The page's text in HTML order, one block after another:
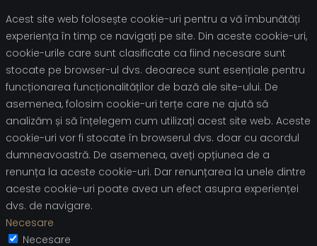
Acest site web folosește cookie-uri pentru a vă îmbunătăți
experiența în timp ce navigați pe site. Din aceste cookie-uri,
cookie-urile care sunt clasificate ca fiind necesare sunt
stocate pe browser-ul dvs. deoarece sunt esențiale pentru
funcționarea funcționalităților de bază ale site-ului. De
asemenea, folosim cookie-uri terțe care ne ajută să
analizăm și să înțelegem cum utilizați acest site web. Aceste
cookie-uri vor fi stocate în browserul dvs. doar cu acordul
dumneavoastră. De asemenea, aveți opțiunea de a
renunța la aceste cookie-uri. Dar renunțarea la unele dintre
aceste cookie-uri poate avea un efect asupra experienței
dvs. de navigare.
Necesare
Necesare